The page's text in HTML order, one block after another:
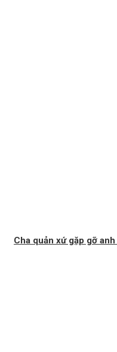
Cha quản xứ gặp gỡ